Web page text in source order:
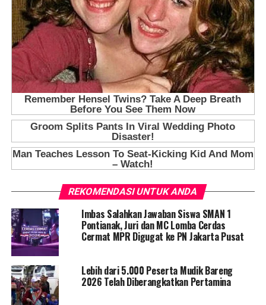
REKOMENDASI UNTUK ANDA
Imbas Salahkan Jawaban Siswa SMAN 1
Pontianak, Juri dan MC Lomba Cerdas
Cermat MPR Digugat ke PN Jakarta Pusat
Lebih dari 5.000 Peserta Mudik Bareng
2026 Telah Diberangkatkan Pertamina